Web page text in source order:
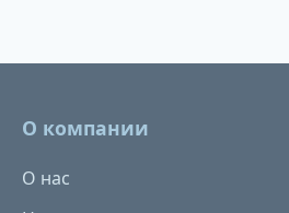
О компании
О нас